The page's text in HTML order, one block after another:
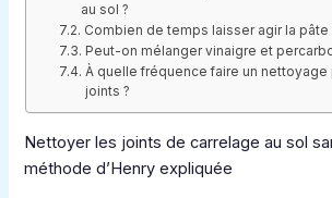
au sol ?
Combien de temps laisser agir la pâte
Peut-on mélanger vinaigre et
À quelle fréquence faire un
joints ?
Nettoyer les joints de carrelage au sol
méthode d’Henry expliquée